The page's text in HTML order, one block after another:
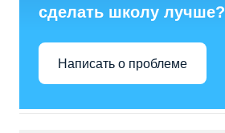
сделать школу лучше?
Написать о проблеме